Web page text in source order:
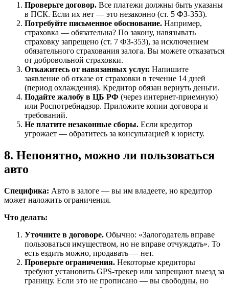
Проверьте договор. Все платежи должны быть указаны
в ПСК. Если их нет — это незаконно (ст. 5 ФЗ-353).
Потребуйте письменное обоснование. Например,
страховка — обязательна? По закону, навязывать
страховку запрещено (ст. 7 ФЗ-353), за исключением
обязательного страхования залога. Вы можете отказаться
от добровольной страховки.
Откажитесь от навязанных услуг. Напишите
заявление об отказе от страховки в течение 14 дней
(период охлаждения). Кредитор обязан вернуть деньги.
Подайте жалобу в ЦБ РФ (через интернет-приемную)
или Роспотребнадзор. Приложите копии договора и
требований.
Не платите незаконные сборы. Если кредитор
угрожает — обратитесь за консультацией к юристу.
8. Непонятно, можно ли пользоваться
авто
Специфика: Авто в залоге — вы им владеете, но кредитор
может наложить ограничения.
Что делать:
Уточните в договоре. Обычно: «Залогодатель вправе
пользоваться имуществом, но не вправе отчуждать». То
есть ездить можно, продавать — нет.
Проверьте ограничения. Некоторые кредиторы
требуют установить GPS-трекер или запрещают выезд за
границу. Если это не прописано — вы свободны, но